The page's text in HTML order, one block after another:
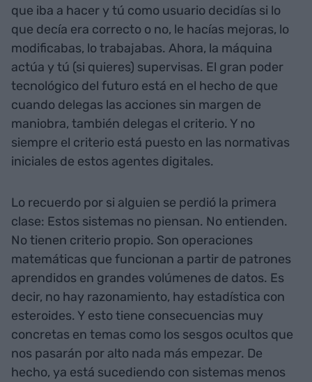
que iba a hacer y tú como usuario decidías si lo
que decía era correcto o no, le hacías mejoras, lo
modificabas, lo trabajabas. Ahora, la máquina
actúa y tú (si quieres) supervisas. El gran poder
tecnológico del futuro está en el hecho de que
cuando delegas las acciones sin margen de
maniobra, también delegas el criterio. Y no
siempre el criterio está puesto en las normativas
iniciales de estos agentes digitales.
Lo recuerdo por si alguien se perdió la primera
clase: Estos sistemas no piensan. No entienden.
No tienen criterio propio. Son operaciones
matemáticas que funcionan a partir de patrones
aprendidos en grandes volúmenes de datos. Es
decir, no hay razonamiento, hay estadística con
esteroides. Y esto tiene consecuencias muy
concretas en temas como los sesgos ocultos que
nos pasarán por alto nada más empezar. De
hecho, ya está sucediendo con sistemas menos